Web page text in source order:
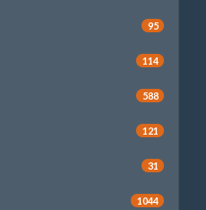
95
114
588
121
31
1044